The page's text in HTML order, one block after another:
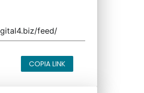
COPIA LINK